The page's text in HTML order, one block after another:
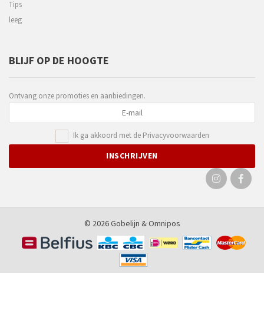
Tips
leeg
BLIJF OP DE HOOGTE
Ontvang onze promoties en aanbiedingen.
Ik ga akkoord met de Privacyvoorwaarden
© 2026 Gobelijn &Omnipos